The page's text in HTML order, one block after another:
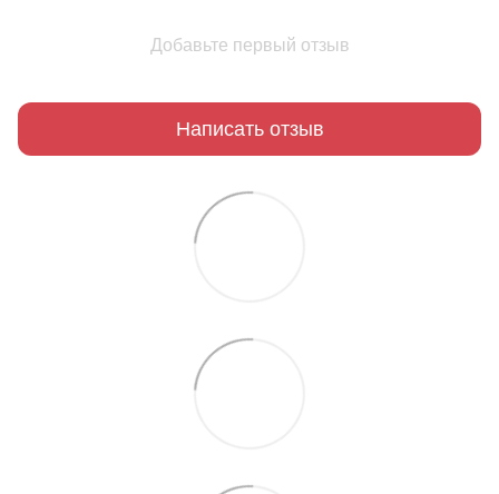
Добавьте первый отзыв
Написать отзыв